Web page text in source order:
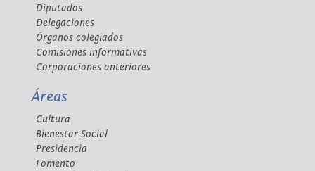
Diputados
Delegaciones
Órganos colegiados
Comisiones informativas
Corporaciones anteriores
Áreas
Cultura
Bienestar Social
Presidencia
Fomento